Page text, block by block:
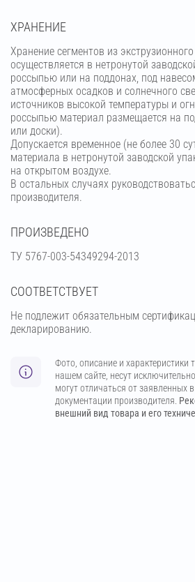
ХРАНЕНИЕ
Хранение сегментов из
осуществляется в нетронутой
россыпью или на поддонах, под
атмосферных осадков и солнечного
источников высокой температуры и
россыпью материал размещается на
или доски).
Допускается временное (не более 30
материала в нетронутой заводской
на открытом воздухе.
В остальных случаях
производителя.
ПРОИЗВЕДЕНО
ТУ 5767-003-54349294-2013
СООТВЕТСТВУЕТ
Не подлежит обязательным
декларированию.
Фото, описание и характеристики
нашем сайте, несут
могут отличаться от заявленных в
документации производителя.
внешний вид товара и его